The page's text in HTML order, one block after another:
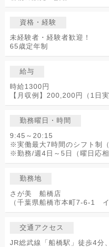
資格・経験
未経験者・経験者歓迎！
65歳定年制
給与
時給1300円
【月収例】200,200円（1日
勤務曜日・時間
9:45～20:15
※実働最大7時間のシフト制（
※勤務/週4日～5日（曜日応
勤務地
さが美 船橋店
（千葉県船橋市本町7-6-1
交通アクセス
JR総武線「船橋駅」徒歩4分